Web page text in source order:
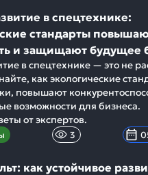
в спецтехнике:
стандарты
и защищают будущее
в спецтехнике — это не
как экологические
повышают
возможности для бизнеса.
от экспертов.
3
как устойчивое